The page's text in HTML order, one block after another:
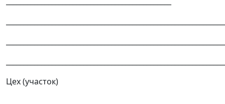
Цех (участок)